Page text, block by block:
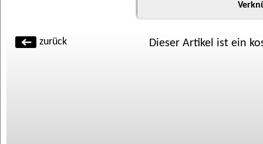
zurück Dieser Artikel ist ein